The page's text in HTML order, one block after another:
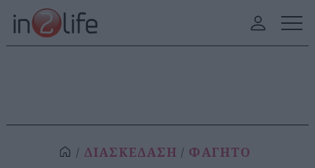
ΔΙΑΣΚΕΔΑΣΗ ΦΑΓΗΤΟ